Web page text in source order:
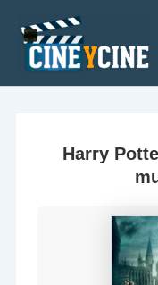
contenido
Harry